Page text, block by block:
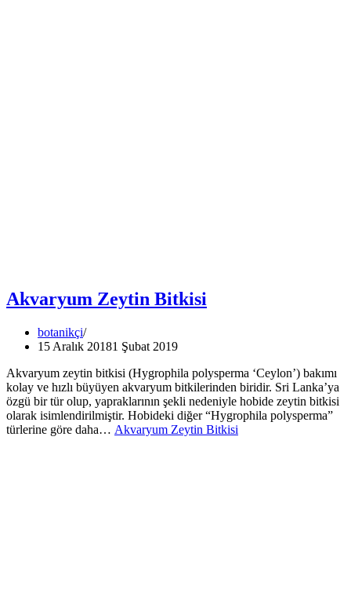
Akvaryum Zeytin Bitkisi
botanikçi
15 Aralık 20181 Şubat 2019
Akvaryum zeytin bitkisi (Hygrophila polysperma ‘Ceylon’) bakımı
kolay ve hızlı büyüyen akvaryum bitkilerinden biridir. Sri Lanka’ya
özgü bir tür olup, yapraklarının şekli nedeniyle hobide zeytin bitkisi
olarak isimlendirilmiştir. Hobideki diğer “Hygrophila polysperma”
türlerine göre daha… Akvaryum Zeytin Bitkisi